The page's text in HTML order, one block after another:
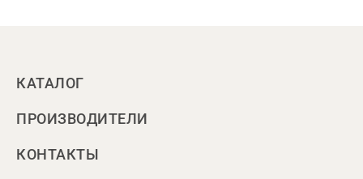
КАТАЛОГ
ПРОИЗВОДИТЕЛИ
КОНТАКТЫ